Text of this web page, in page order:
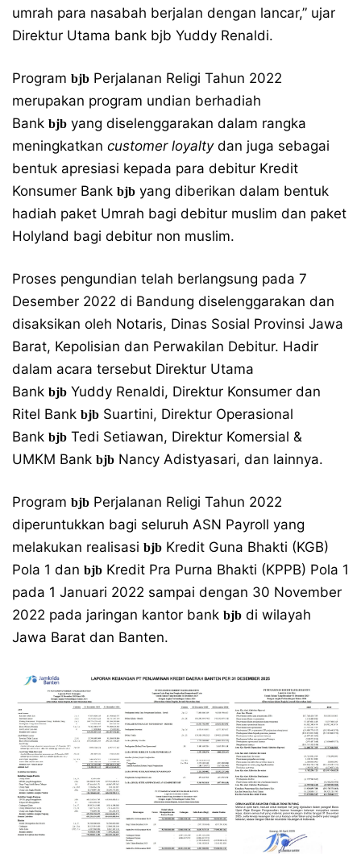
umrah para nasabah berjalan dengan lancar,” ujar
Direktur Utama bank bjb Yuddy Renaldi.
Program bjb Perjalanan Religi Tahun 2022
merupakan program undian berhadiah
Bank bjb yang diselenggarakan dalam rangka
meningkatkan customer loyaltydan juga sebagai
bentuk apresiasi kepada para debitur Kredit
Konsumer Bank bjb yang diberikan dalam bentuk
hadiah paket Umrah bagi debitur muslim dan paket
Holyland bagi debitur non muslim.
Proses pengundian telah berlangsung pada 7
Desember 2022 di Bandung diselenggarakan dan
disaksikan oleh Notaris, Dinas Sosial Provinsi Jawa
Barat, Kepolisian dan Perwakilan Debitur. Hadir
dalam acara tersebut Direktur Utama
Bank bjb Yuddy Renaldi, Direktur Konsumer dan
Ritel Bank bjb Suartini, Direktur Operasional
Bank bjb Tedi Setiawan, Direktur Komersial &
UMKM Bank bjb Nancy Adistyasari, dan lainnya.
Program bjb Perjalanan Religi Tahun 2022
diperuntukkan bagi seluruh ASN Payroll yang
melakukan realisasi bjb Kredit Guna Bhakti (KGB)
Pola 1 dan bjb Kredit Pra Purna Bhakti (KPPB) Pola 1
pada 1 Januari 2022 sampai dengan 30 November
2022 pada jaringan kantor bank bjb di wilayah
Jawa Barat dan Banten.